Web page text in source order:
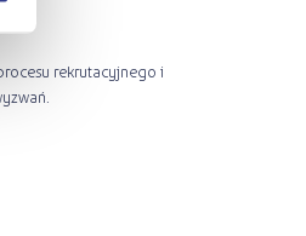
rekrutacyjnego i